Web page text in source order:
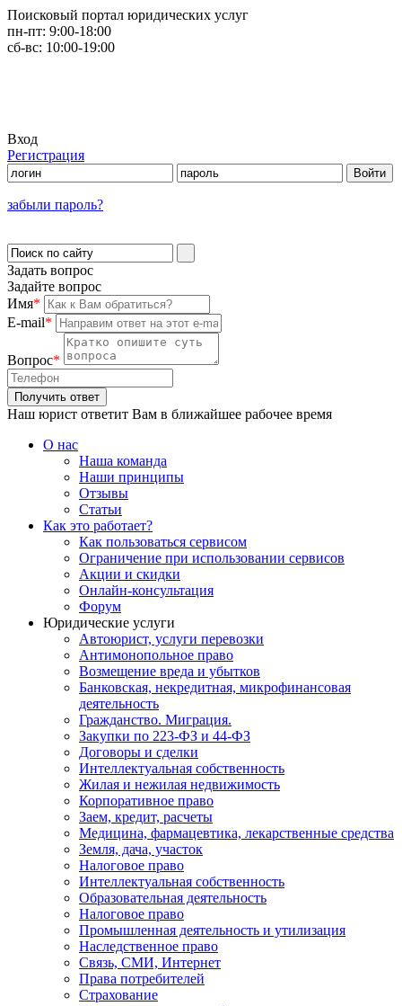
Поисковый портал юридических услуг
пн-пт: 9:00-18:00
сб-вс: 10:00-19:00
Вход
Регистрация
забыли пароль?
Задать вопрос
Задайте вопрос
Имя*
E-mail*
Вопрос*
Наш юрист ответит Вам в ближайшее рабочее время
О нас
Наша команда
Наши принципы
Отзывы
Статьи
Как это работает?
Как пользоваться сервисом
Ограничение при использовании сервисов
Акции и скидки
Онлайн-консультация
Форум
Юридические услуги
Автоюрист, услуги перевозки
Антимонопольное право
Возмещение вреда и убытков
Банковская, некредитная, микрофинансовая
деятельность
Гражданство. Миграция.
Закупки по 223-ФЗ и 44-ФЗ
Договоры и сделки
Интеллектуальная собственность
Жилая и нежилая недвижимость
Корпоративное право
Заем, кредит, расчеты
Медицина, фармацевтика, лекарственные средства
Земля, дача, участок
Налоговое право
Интеллектуальная собственность
Образовательная деятельность
Налоговое право
Промышленная деятельность и утилизация
Наследственное право
Связь, СМИ, Интернет
Права потребителей
Страхование